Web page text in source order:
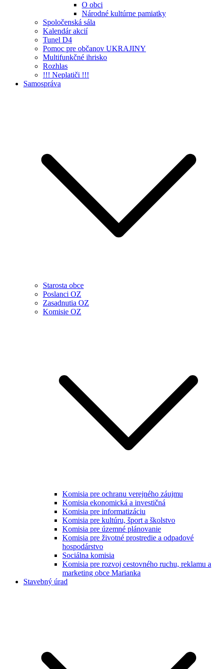
O obci
Národné kultúrne pamiatky
Spoločenská sála
Kalendár akcií
Tunel D4
Pomoc pre občanov UKRAJINY
Multifunkčné ihrisko
Rozhlas
!!! Neplatiči !!!
Samospráva
Starosta obce
Poslanci OZ
Zasadnutia OZ
Komisie OZ
Komisia pre ochranu verejného záujmu
Komisia ekonomická a investičná
Komisia pre informatizáciu
Komisia pre kultúru, šport a školstvo
Komisia pre územné plánovanie
Komisia pre životné prostredie a odpadové
hospodárstvo
Sociálna komisia
Komisia pre rozvoj cestovného ruchu, reklamu a
marketing obce Marianka
Stavebný úrad